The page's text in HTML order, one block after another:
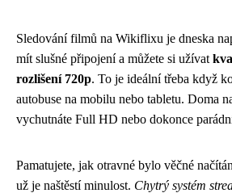
Sledování filmů na Wikiflixu je dneska
mít slušné připojení a můžete si užívat
rozlišení 720p. To je ideální třeba když
autobuse na mobilu nebo tabletu. Doma
vychutnáte Full HD nebo dokonce
Pamatujete, jak otravné bylo věčné
už je naštěstí minulost. Chytrý systém